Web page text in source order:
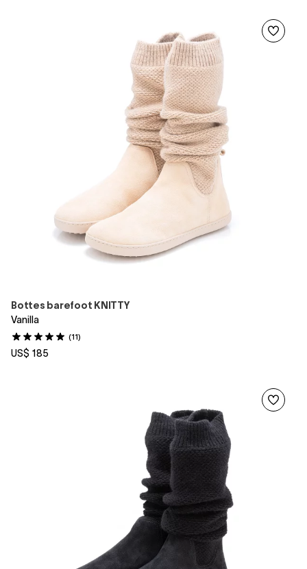
Bottes barefoot KNITTY
Vanilla
(11)
US$ 185